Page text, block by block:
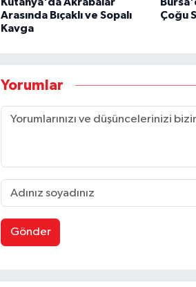
Arasında Bıçaklı ve Sopalı
Kavga
Çoğu
Yorumlar
Gönder